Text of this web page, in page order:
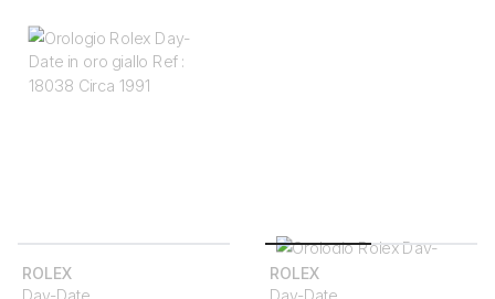
ROLEX
Day-Date
ROLEX
Day-Date